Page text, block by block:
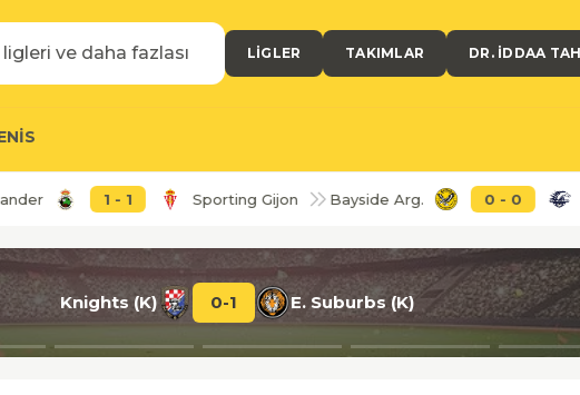
LIGLER TAKIMLAR DR. İDDAA
1- Sporting Gijon Bayside Arg. 0- 0 Box Hill
R. Santander 1- Sporting Gijon